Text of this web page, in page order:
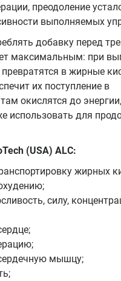
преодоление
выполняемых
добавку перед
максимальным: при
в жирные
их поступление в
окислятся до
использовать для
(USA) ALC:
жирных
силу,
мышцу;